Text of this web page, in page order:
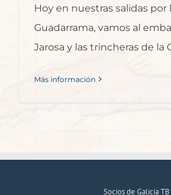
Hoy en nuestras salidas por
Guadarrama, vamos al
Jarosa y las trincheras de la
Más información
Socios de Galicia TB